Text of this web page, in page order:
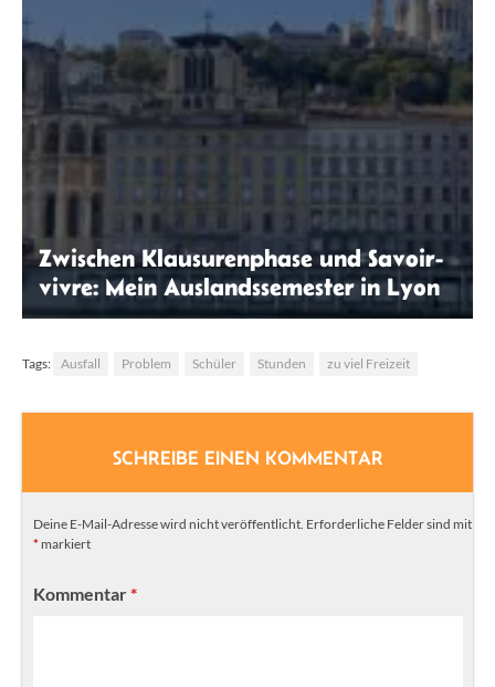
Zwischen Klausurenphase und Savoir-
vivre: Mein Auslandssemester in Lyon
Tags: Ausfall Problem Schüler Stunden zu viel Freizeit
SCHREIBE EINEN KOMMENTAR
Deine E-Mail-Adresse wird nicht veröffentlicht. Erforderliche Felder sind mit
* markiert
Kommentar*